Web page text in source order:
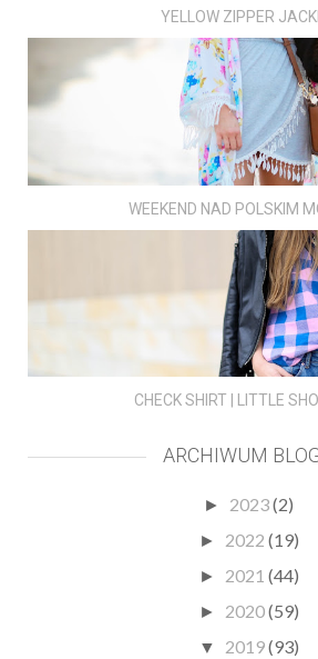
YELLOW ZIPPER
WEEKEND NAD POLSKIM
CHECK SHIRT | LITTLE
ARCHIWUM
► 2023(2)
► 2022 (19)
► 2021 (44)
► 2020(59)
▼ 2019(93)